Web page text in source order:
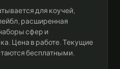
для коучей,
расширенная
сфер и
Цена в работе. Текущие
бесплатными.